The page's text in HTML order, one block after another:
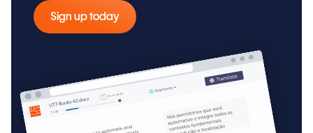
Sign up today